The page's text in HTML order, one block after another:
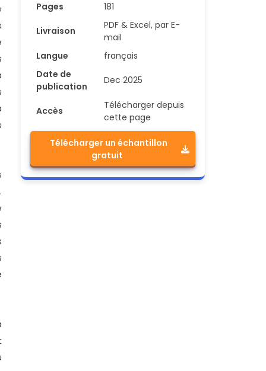
Pages
181
Livraison
PDF & Excel, par E-
mail
Langue
français
Date de
publication
Dec 2025
Accès
Télécharger depuis
cette page
Télécharger un échantillon
gratuit